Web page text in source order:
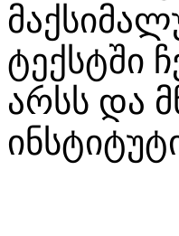
ტექსტში
არსს და